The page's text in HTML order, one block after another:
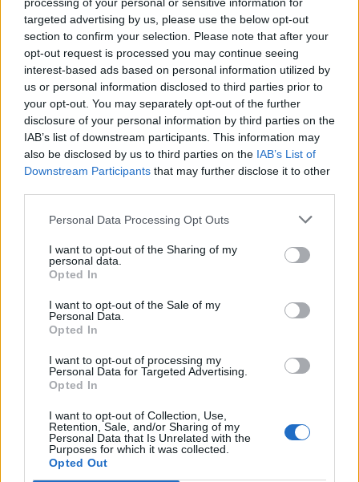
targeted advertising by us, please use the below opt-out
section to confirm your selection. Please note that after your
opt-out request is processed you may continue seeing
interest-based ads based on personal information utilized by
us or personal information disclosed to third parties prior to
your opt-out. You may separately opt-out of the further
disclosure of your personal information by third parties on the
IAB’s list of downstream participants. This information may
also be disclosed by us to third parties on the IAB’s List of
Downstream Participants that may further disclose it to other
Personal Data Processing Opt Outs
I want to opt-out of the Sharing of my
personal data.
Opted In
I want to opt-out of the Sale of my
Personal Data.
Opted In
I want to opt-out of processing my
Personal Data for Targeted Advertising.
Opted In
I want to opt-out of Collection, Use,
Retention, Sale, and/or Sharing of my
Personal Data that Is Unrelated with the
Purposes for which it was collected.
Opted Out
Přihlásit se a odpovědět
ENZI |Předmět: 17.11.23 16:19:43
#5126
Nebo už tady nikomu nerozumím nevím.
Reklama
|Předmět: RE: 17.11.23 16:18:29
Věř že mám.
Přihlásit se a odpovědět